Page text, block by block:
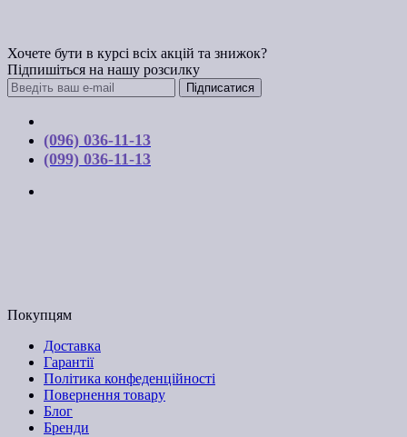
Хочете бути в курсі всіх акцій та знижок?
Підпишіться на нашу розсилку
Підписатися
(096) 036-11-13
(099) 036-11-13
Покупцям
Доставка
Гарантії
Політика конфеденційності
Повернення товару
Блог
Бренди